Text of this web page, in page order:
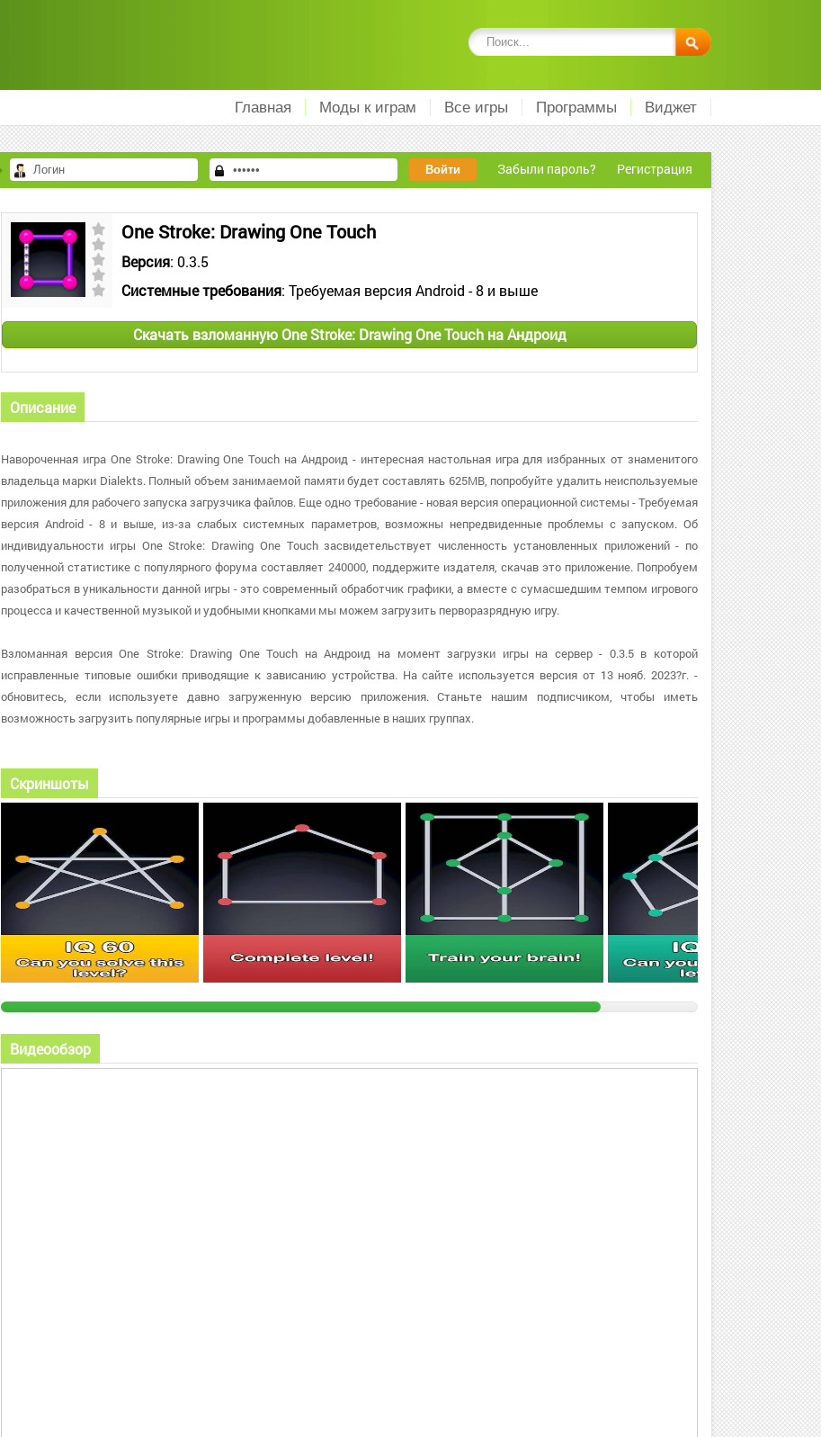
Главная Моды к играм Все игры Программы Виджет
Забыли пароль? Регистрация
One Stroke: Drawing One Touch
Версия: 0.3.5
Системные требования: Требуемая версия Android - 8 и выше
Скачать взломанную One Stroke: Drawing One Touch на Андроид
Описание
Навороченная игра One Stroke: Drawing One Touch на Андроид - интересная настольная игра для избранных от знаменитого
владельца марки Dialekts. Полный объем занимаемой памяти будет составлять 625MB, попробуйте удалить неиспользуемые
приложения для рабочего запуска загрузчика файлов. Еще одно требование - новая версия операционной системы - Требуемая
версия Android - 8 и выше, из-за слабых системных параметров, возможны непредвиденные проблемы с запуском. Об
индивидуальности игры One Stroke: Drawing One Touch засвидетельствует численность установленных приложений - по
полученной статистике с популярного форума составляет 240000, поддержите издателя, скачав это приложение. Попробуем
разобраться в уникальности данной игры - это современный обработчик графики, а вместе с сумасшедшим темпом игрового
процесса и качественной музыкой и удобными кнопками мы можем загрузить перворазрядную игру.
Взломанная версия One Stroke: Drawing One Touch на Андроид на момент загрузки игры на сервер - 0.3.5 в которой
исправленные типовые ошибки приводящие к зависанию устройства. На сайте используется версия от 13 нояб. 2023?г. -
обновитесь, если используете давно загруженную версию приложения. Станьте нашим подписчиком, чтобы иметь
возможность загрузить популярные игры и программы добавленные в наших группах.
Скриншоты
Видеообзор